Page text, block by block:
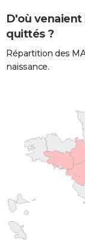
D'où venaient
quittés ?
Répartition des
naissance.